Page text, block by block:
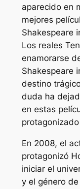
aparecido en
mejores
Shakespeare
Los reales
enamorarse
Shakespeare
destino
duda ha
en estas
En 2008, el
protagonizó
iniciar el
y el género